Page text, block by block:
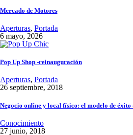
Mercado de Motores
Aperturas, Portada
6 mayo, 2026
Pop Up Shop -reinauguración
Aperturas, Portada
26 septiembre, 2018
Negocio online y local físico: el modelo de éxito
Conocimiento
27 junio, 2018